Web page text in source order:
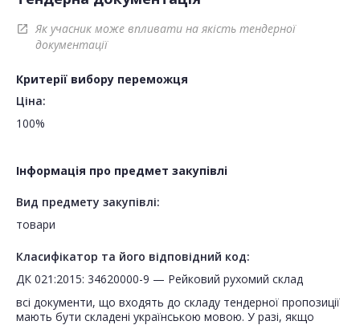
open_in_new
Як учасник може впливати на якість тендерної
документації
Критерії вибору переможця
Ціна:
100%
Інформація про предмет закупівлі
Вид предмету закупівлі:
товари
Класифікатор та його відповідний код:
ДК 021:2015: 34620000-9 — Рейковий рухомий склад
всі документи, що входять до складу тендерної пропозиції
мають бути складені українською мовою. У разі, якщо